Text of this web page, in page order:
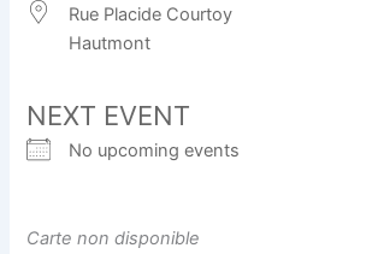
Rue Placide Courtoy
Hautmont
NEXT EVENT
No upcoming events
Carte non disponible